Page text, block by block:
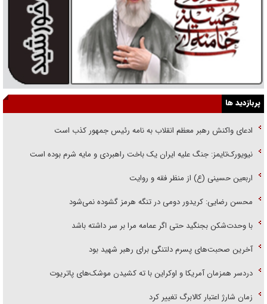
پربازدید ها
ادعای واکنش رهبر معظم انقلاب به نامه رئیس جمهور کذب است
نیویورک‌تایمز: جنگ علیه ایران یک باخت راهبردی و مایه شرم بوده است
اربعین حسینی (ع) از منظر فقه و روایت
محسن رضایی: کریدور دومی در تنگه هرمز گشوده نمی‌شود
با وحدت‌شکن بجنگید حتی اگر عمامه مرا بر سر داشته باشد
آخرین صحبت‌های پسرم دلتنگی برای رهبر شهید بود
دردسر همزمان آمریکا و اوکراین با ته کشیدن موشک‌های پاتریوت
زمان شارژ اعتبار کالابرگ تغییر کرد